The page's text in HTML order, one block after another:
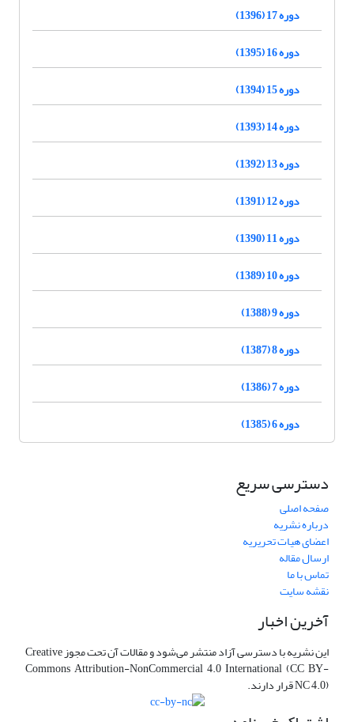
دوره 17 (1396)
دوره 16 (1395)
دوره 15 (1394)
دوره 14 (1393)
دوره 13 (1392)
دوره 12 (1391)
دوره 11 (1390)
دوره 10 (1389)
دوره 9 (1388)
دوره 8 (1387)
دوره 7 (1386)
دوره 6 (1385)
دسترسی سریع
صفحه اصلی
درباره نشریه
اعضای هیات تحریریه
ارسال مقاله
تماس با ما
نقشه سایت
آخرین اخبار
این نشریه با دسترسی آزاد منتشر می‌شود و مقالات آن تحت مجوز Creative
Commons Attribution-NonCommercial 4.0 International (CC BY-
NC 4.0) قرار دارند.